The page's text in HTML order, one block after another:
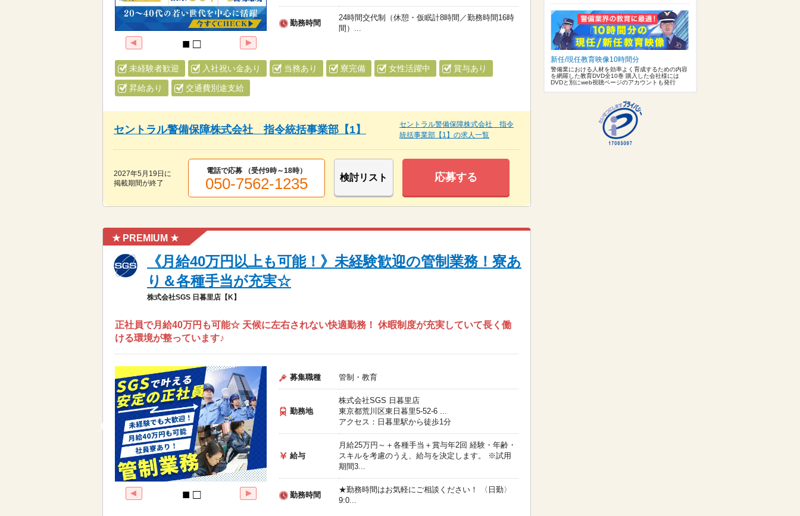
勤務時間
24時間交代制（休憩・仮眠計8時間／勤務時間16時
間）...
未経験者歓迎 入社祝い金あり 当務あり 寮完備 女性活躍中 賞与あり
昇給あり 交通費別途支給
セントラル警備保障株式会社 指令統括事業部【1】
セントラル警備保障株式会社 指令
統括事業部【1】の求人一覧
2027年5月19日 に
掲載期間が終了
電話で応募 （受付9時～18時）
050-7562-1235 検討リスト 応募する
★ PREMIUM ★
《月給40万円以上も可能！》未経験歓迎の管制業務！寮あ
り＆各種手当が充実☆
株式会社SGS 日暮里店【K】
正社員で月給40万円も可能☆ 天候に左右されない快適勤務！ 休暇制度が充実していて長く働
ける環境が整っています♪
募集職種 管制・教育
勤務地
株式会社SGS 日暮里店
東京都荒川区東日暮里5-52-6 ...
アクセス：日暮里駅から徒歩1分
給与
月給25万円～＋各種手当＋賞与年2回 経験・年齢・
スキルを考慮のうえ、給与を決定します。 ※試用
期間3...
勤務時間
★勤務時間はお気軽にご相談ください！ 〈日勤〉
9:0...
新任/現任教育映像10時間分
警備業における人材を効率よく育成するための内容
を網羅した教育DVD全10巻 購入した会社様には
DVDと別にweb視聴ページのアカウントも発行